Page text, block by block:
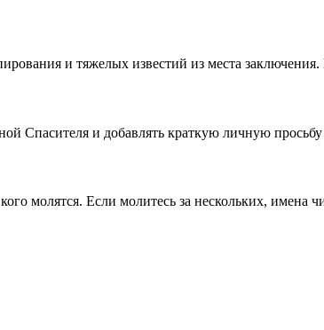
и тяжелых известий из места
Спасителя и добавлять краткую личную просьбу
молятся. Если молитесь за нескольких, имена